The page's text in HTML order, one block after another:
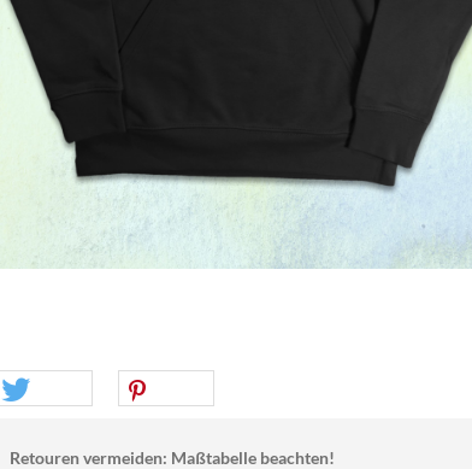
Retouren vermeiden: Maßtabelle beachten!